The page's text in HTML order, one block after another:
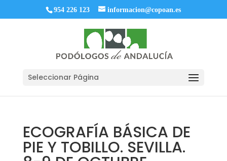
954 226 123 informacion@copoan.es
Seleccionar Página
ECOGRAFÍA BÁSICA DE
PIE Y TOBILLO. SEVILLA.